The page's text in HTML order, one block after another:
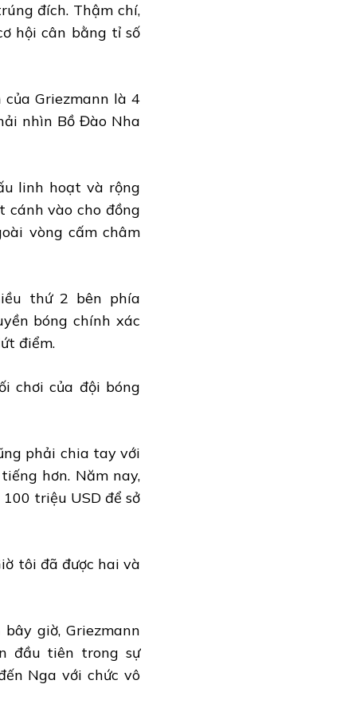
đích. Thậm chí,
hội cân bằng tỉ số
Griezmann là 4
nhìn Bồ Đào Nha
linh hoạt và rộng
cánh vào cho đồng
vòng cấm châm
thứ 2 bên phía
bóng chính xác
điểm.
chơi của đội bóng
phải chia tay với
hơn. Năm nay,
triệu USD để sở
tôi đã được hai và
giờ, Griezmann
đầu tiên trong sự
Nga với chức vô